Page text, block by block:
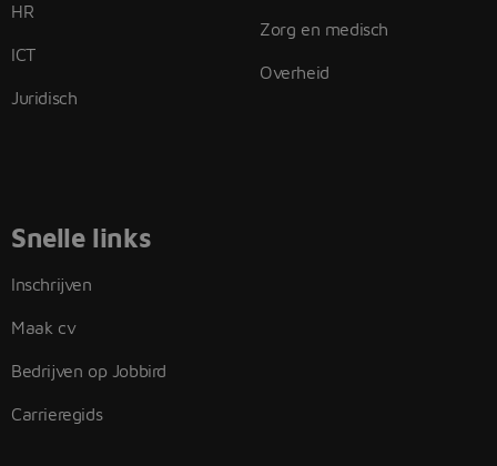
HR
ICT
Juridisch
Zorg en medisch
Overheid
Snelle links
Inschrijven
Maak cv
Bedrijven op Jobbird
Carrieregids